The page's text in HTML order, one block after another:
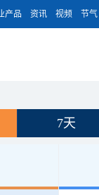
产品 资讯 视频 节气
7天